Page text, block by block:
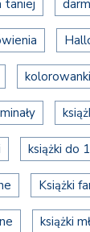
taniej
książki do
Książki
książki